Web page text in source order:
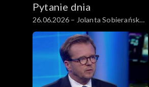
Pytanie dnia
26.06.2026 – Jolanta Sobierańska-
Grenda